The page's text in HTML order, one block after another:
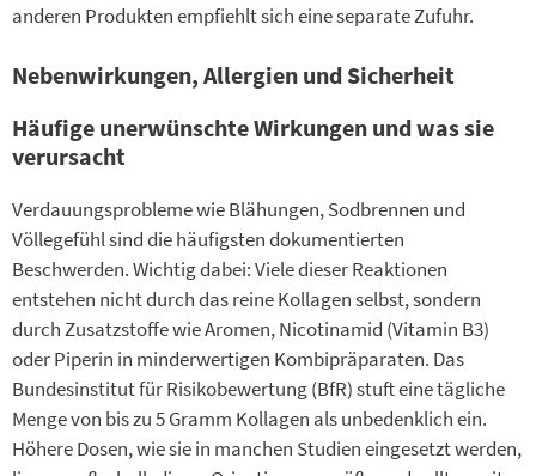
anderen Produkten empfiehlt sich eine separate Zufuhr.
Nebenwirkungen, Allergien und Sicherheit
Häufige unerwünschte Wirkungen und was sie
verursacht
Verdauungsprobleme wie Blähungen, Sodbrennen und
Völlegefühl sind die häufigsten dokumentierten
Beschwerden. Wichtig dabei: Viele dieser Reaktionen
entstehen nicht durch das reine Kollagen selbst, sondern
durch Zusatzstoffe wie Aromen, Nicotinamid (Vitamin B3)
oder Piperin in minderwertigen Kombipräparaten. Das
Bundesinstitut für Risikobewertung (BfR) stuft eine tägliche
Menge von bis zu 5 Gramm Kollagen als unbedenklich ein.
Höhere Dosen, wie sie in manchen Studien eingesetzt werden,